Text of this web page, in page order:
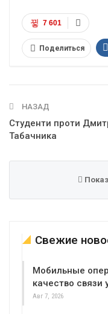
7 601
Поделиться
НАЗАД
Студенти проти
Табачника
Свежие
Мобильные
качество связи
Авг 7, 2026